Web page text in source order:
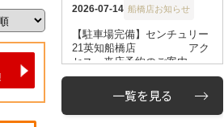
一覧を見る